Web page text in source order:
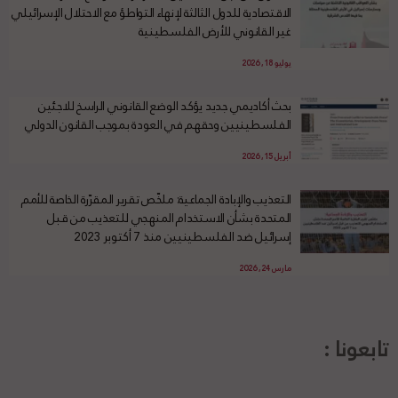
الاقتصادية للدول الثالثة لإنهاء التواطؤ مع الاحتلال الإسرائيلي
غير القانوني للأرض الفلسطينية
يوليو 18, 2026
بحث أكاديمي جديد يؤكد الوضع القانوني الراسخ للاجئين
الفلسطينيين وحقهم في العودة بموجب القانون الدولي
أبريل 15, 2026
التعذيب والإبادة الجماعية: ملخّص تقرير المقرّرة الخاصة للأمم
المتحدة بشأن الاستخدام المنهجي للتعذيب من قبل
إسرائيل ضد الفلسطينيين منذ 7 أكتوبر 2023
مارس 24, 2026
تابعونا :